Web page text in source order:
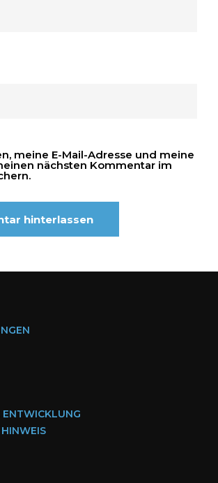
meine E-Mail-Adresse und meine
nächsten Kommentar im
ENTWICKLUNG